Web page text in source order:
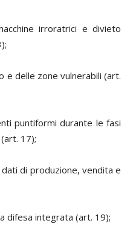
irroratrici e divieto
e delle zone vulnerabili (art.
puntiformi durante le fasi
17);
di produzione, vendita e
difesa integrata (art. 19);